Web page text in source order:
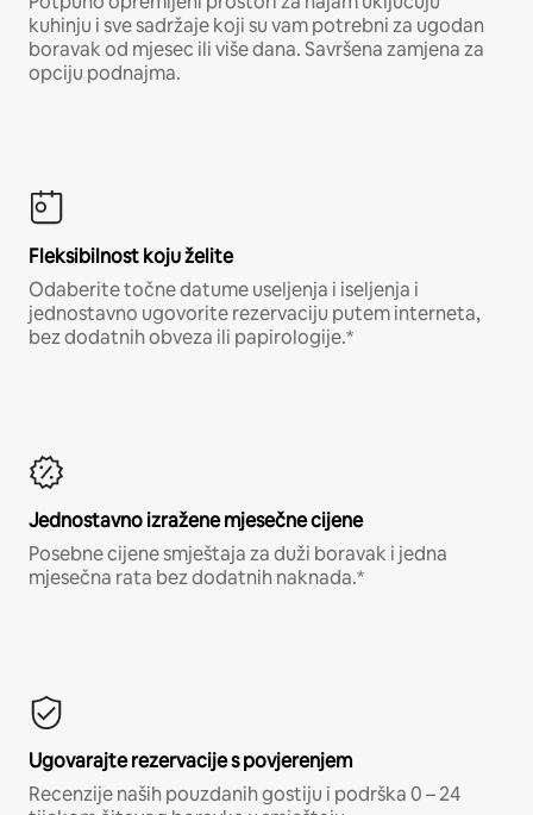
kuhinju i sve sadržaje koji su vam potrebni za ugodan
boravak od mjesec ili više dana. Savršena zamjena za
opciju podnajma.
Fleksibilnost koju želite
Odaberite točne datume useljenja i iseljenja i
jednostavno ugovorite rezervaciju putem interneta,
bez dodatnih obveza ili papirologije.*
Jednostavno izražene mjesečne cijene
Posebne cijene smještaja za duži boravak i jedna
mjesečna rata bez dodatnih naknada.*
Ugovarajte rezervacije s povjerenjem
Recenzije naših pouzdanih gostiju i podrška 0 – 24